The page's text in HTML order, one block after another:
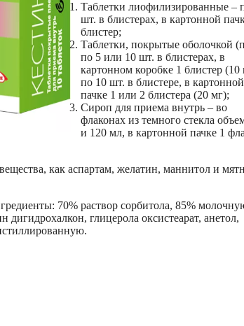
Таблетки лиофилизированные –
шт. в блистерах, в картонной
блистер;
Таблетки, покрытые оболочкой
по 5 или 10 шт. в блистерах, в
картонном коробке 1 блистер (10
по 10 шт. в блистере, в картонной
пачке 1 или 2 блистера (20 мг);
Сироп для приема внутрь – во
флаконах из темного стекла
и 120 мл, в картонной пачке 1
как аспартам, желатин, маннитол и
70% раствор сорбитола, 85%
дигидрохалкон, глицерола оксистеарат, анетол,